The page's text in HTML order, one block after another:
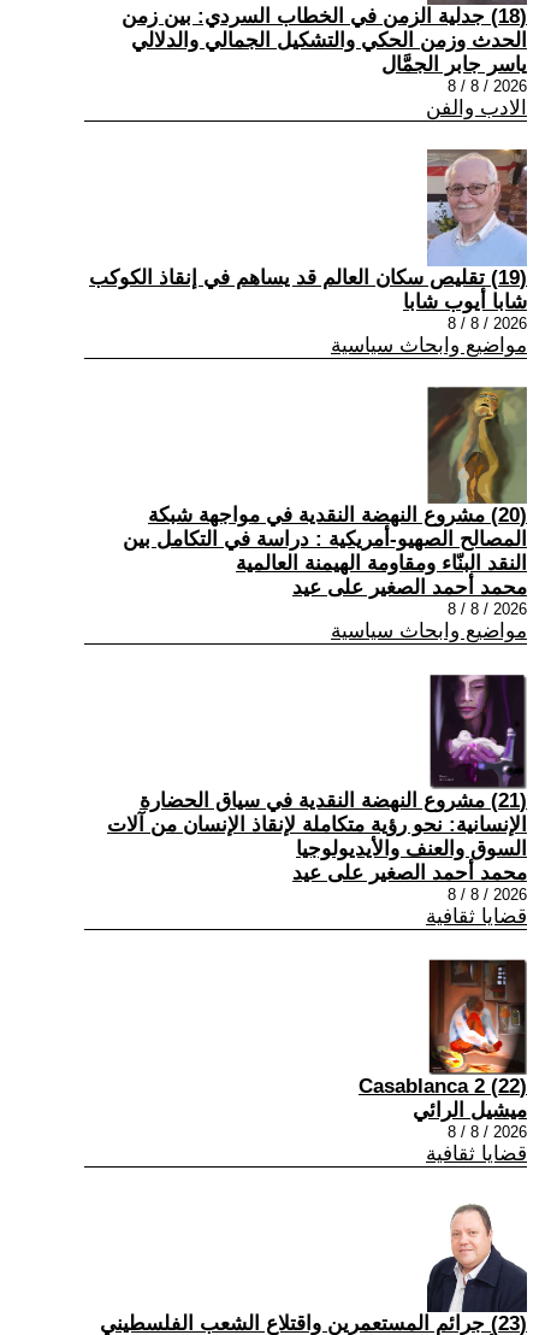
(18) جدلية الزمن في الخطاب السردي: بين زمن
الحدث وزمن الحكي والتشكيل الجمالي والدلالي
ياسر جابر الجمَّال
2026 / 8 / 8
الادب والفن
(19) تقليص سكان العالم قد يساهم في إنقاذ الكوكب
شابا أيوب شابا
2026 / 8 / 8
مواضيع وابحاث سياسية
(20) مشروع النهضة النقدية في مواجهة شبكة
المصالح الصهيو-أمريكية : دراسة في التكامل بين
النقد البنّاء ومقاومة الهيمنة العالمية
محمد أحمد الصغير على عيد
2026 / 8 / 8
مواضيع وابحاث سياسية
(21) مشروع النهضة النقدية في سياق الحضارة
الإنسانية: نحو رؤية متكاملة لإنقاذ الإنسان من آلات
السوق والعنف والأيديولوجيا
محمد أحمد الصغير على عيد
2026 / 8 / 8
قضايا ثقافية
(22) Casablanca 2
ميشيل الرائي
2026 / 8 / 8
قضايا ثقافية
(23) جرائم المستعمرين واقتلاع الشعب الفلسطيني